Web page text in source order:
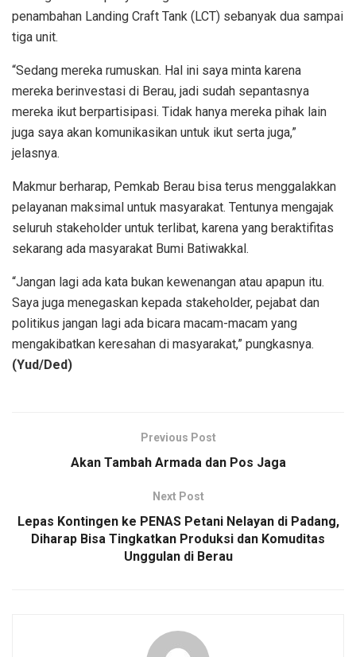
penambahan Landing Craft Tank (LCT) sebanyak dua sampai
tiga unit.
“Sedang mereka rumuskan. Hal ini saya minta karena
mereka berinvestasi di Berau, jadi sudah sepantasnya
mereka ikut berpartisipasi. Tidak hanya mereka pihak lain
juga saya akan komunikasikan untuk ikut serta juga,”
jelasnya.
Makmur berharap, Pemkab Berau bisa terus menggalakkan
pelayanan maksimal untuk masyarakat. Tentunya mengajak
seluruh stakeholder untuk terlibat, karena yang beraktifitas
sekarang ada masyarakat Bumi Batiwakkal.
“Jangan lagi ada kata bukan kewenangan atau apapun itu.
Saya juga menegaskan kepada stakeholder, pejabat dan
politikus jangan lagi ada bicara macam-macam yang
mengakibatkan keresahan di masyarakat,” pungkasnya.
(Yud/Ded)
Previous Post
Akan Tambah Armada dan Pos Jaga
Next Post
Lepas Kontingen ke PENAS Petani Nelayan di Padang,
Diharap Bisa Tingkatkan Produksi dan Komuditas
Unggulan di Berau